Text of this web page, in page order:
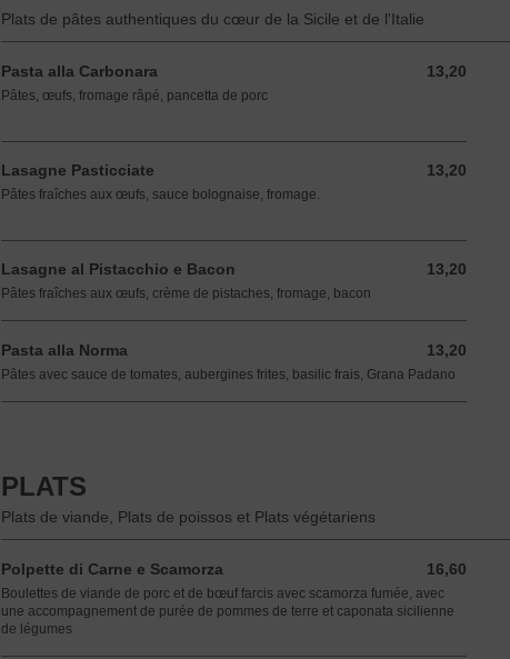
Plats de pâtes authentiques du cœur de la Sicile et de l'Italie
Pasta alla Carbonara 13,20
13,20 EUR
Pâtes, œufs, fromage râpé, pancetta de porc
Lasagne Pasticciate 13,20
13,20 EUR
Pâtes fraîches aux œufs, sauce bolognaise, fromage.
Lasagne al Pistacchio e Bacon 13,20
13,20 EUR
Pâtes fraîches aux œufs, crème de pistaches, fromage, bacon
Pasta alla Norma 13,20
13,20 EUR
Pâtes avec sauce de tomates, aubergines frites, basilic frais, Grana Padano
PLATS
Plats de viande, Plats de poissos et Plats végétariens
Polpette di Carne e Scamorza 16,60
16,60 EUR
Boulettes de viande de porc et de bœuf farcis avec scamorza fumée, avec
une accompagnement de purée de pommes de terre et caponata sicilienne
de légumes